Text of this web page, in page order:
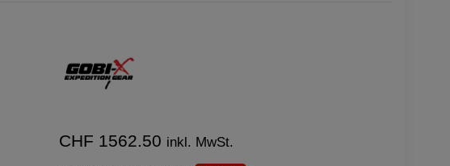
CHF 1562.50 inkl. MwSt.